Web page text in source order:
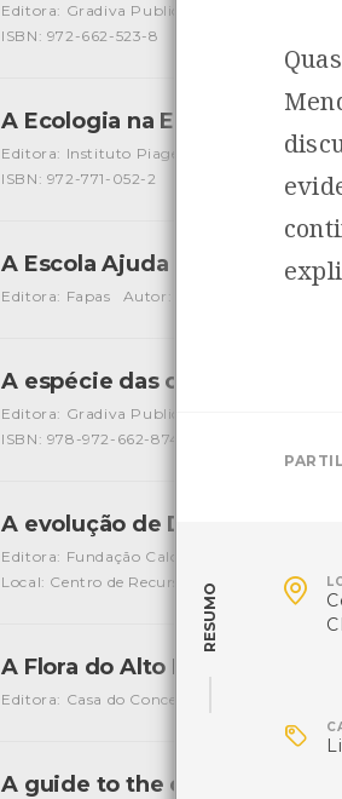
Editora: Gradiva Publicações Lda
ISBN: 972-662-523-8
A Ecologia na Escola -
Editora: Instituto Piaget
Autor: Yves
ISBN: 972-771-052-2
A Escola Ajuda a Fauna
Editora: Fapas
Autor: Fapas
A espécie das origens -
Editora: Gradiva Publicações Lda
ISBN: 978-972-662-874-3
A evolução de Darwin
Editora: Fundação Calouste Gulbenkian
Local: Centro de Recursos do CMIA
ISBN:
A Flora do Alto Minho
Editora: Casa do Concelho de Ponte de Lima
A guide to the caterpilars of
RESUMO 
